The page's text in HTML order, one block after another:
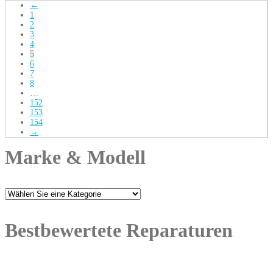
←
1
2
3
4
5
6
7
8
…
152
153
154
→
Marke & Modell
Bestbewertete Reparaturen